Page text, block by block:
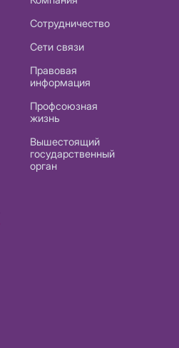
Сотрудничество
Сети связи
Правовая
информация
Профсоюзная
жизнь
Вышестоящий
государственный
орган